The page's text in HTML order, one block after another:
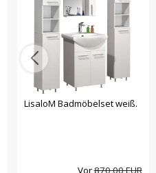
LisaloM Badmöbelset weiß.
Vor870,00 EUR